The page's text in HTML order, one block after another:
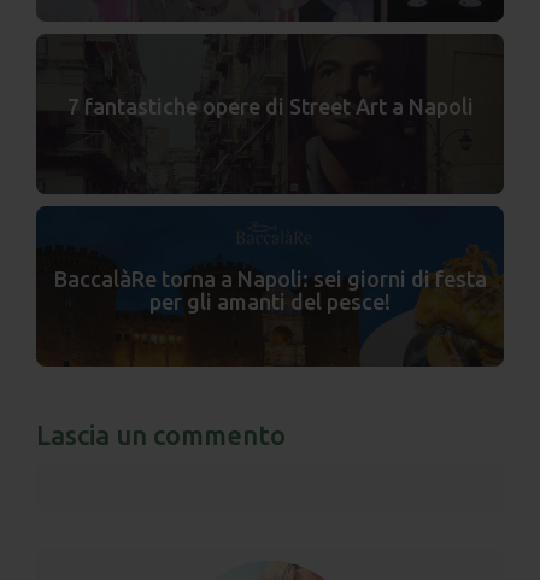
7 fantastiche opere di Street Art a Napoli
BaccalàRe torna a Napoli: sei giorni di festa
per gli amanti del pesce!
Lascia un commento